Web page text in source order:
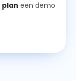
plan een demo